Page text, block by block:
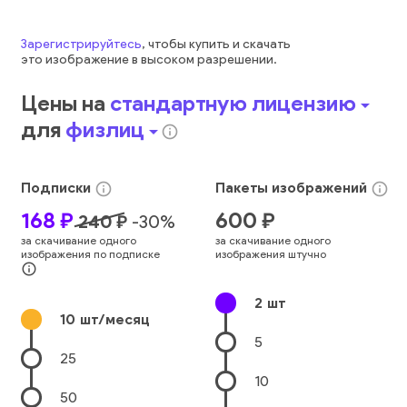
Зарегистрируйтесь, чтобы купить и скачать
это изображениев высоком разрешении.
Цены на стандартную лицензиюarrow_drop_down
для физлицarrow_drop_downinfo_outline
Подписки info_outline
168 ₽ 240₽ -30%
за скачивание одного
изображения по подписке
info_outline
10 шт/месяц
25
50
Пакеты изображений info_outline
600 ₽
за скачивание одного
изображения штучно
2 шт
5
10